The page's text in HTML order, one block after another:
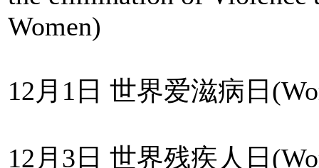
Women)
12月1日 世界爱滋病日
12月3日 世界残疾人日